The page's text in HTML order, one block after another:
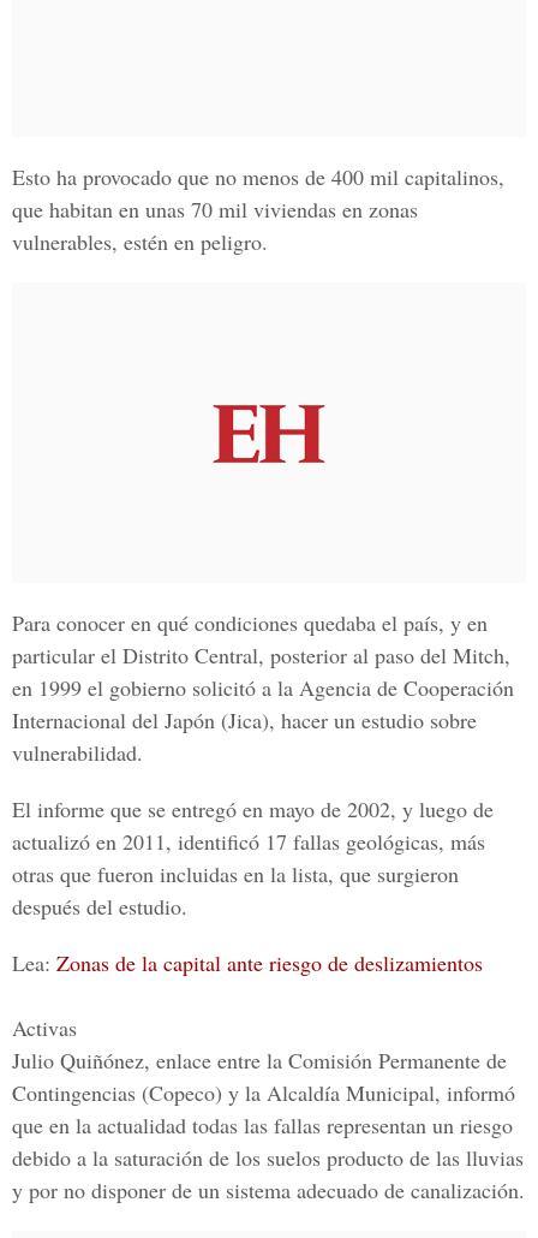
Esto ha provocado que no menos de 400 mil capitalinos,
que habitan en unas 70 mil viviendas en zonas
vulnerables, estén en peligro.
Para conocer en qué condiciones quedaba el país, y en
particular el Distrito Central, posterior al paso del Mitch,
en 1999 el gobierno solicitó a la Agencia de Cooperación
Internacional del Japón (Jica), hacer un estudio sobre
vulnerabilidad.
El informe que se entregó en mayo de 2002, y luego de
actualizó en 2011, identificó 17 fallas geológicas, más
otras que fueron incluidas en la lista, que surgieron
después del estudio.
Lea: Zonas de la capital ante riesgo de deslizamientos
Activas
Julio Quiñónez, enlace entre la Comisión Permanente de
Contingencias (Copeco) y la Alcaldía Municipal, informó
que en la actualidad todas las fallas representan un riesgo
debido a la saturación de los suelos producto de las lluvias
y por no disponer de un sistema adecuado de canalización.